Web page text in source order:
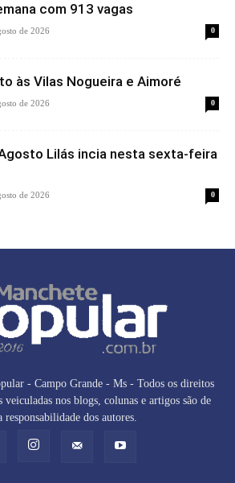
com 913 vagas
de 2026 0
às Vilas Nogueira e Aimoré
de 2026 0
Lilás incia nesta sexta-feira
de 2026 0
- Campo Grande - Ms - Todos os direitos
veiculadas nos blogs, colunas e artigos são de
responsabilidade dos autores.